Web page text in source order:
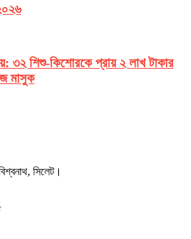
৩২ শিশু-কিশোরকে প্রায় ২ লাখ টাকার
মাসুক
সিলেট।